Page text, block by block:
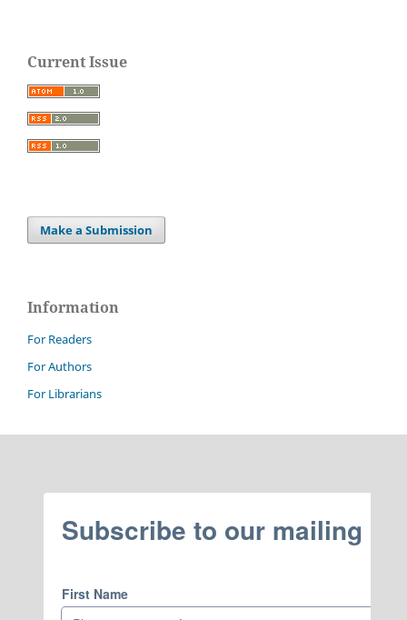
Current Issue
Make a Submission
Information
For Readers
For Authors
For Librarians